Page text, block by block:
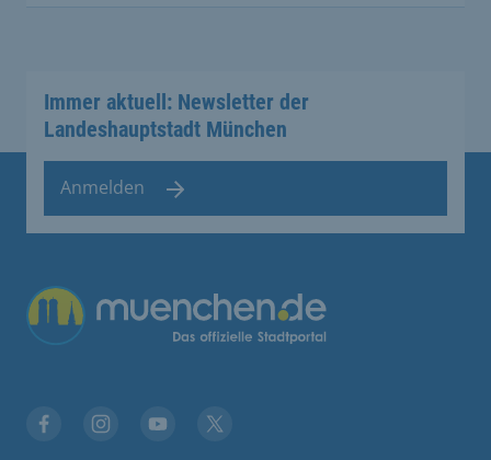
Immer aktuell: Newsletter der
Landeshauptstadt München
Anmelden
Übergreifende Links